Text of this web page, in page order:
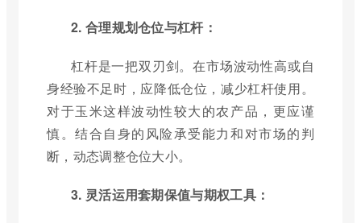
2. 合理规划仓位与杠杆：
杠杆是一把双刃剑。在市场波动性高或自
身经验不足时，应降低仓位，减少杠杆使用。
对于玉米这样波动性较大的农产品，更应谨
慎。结合自身的风险承受能力和对市场的判
断，动态调整仓位大小。
3. 灵活运用套期保值与期权工具：